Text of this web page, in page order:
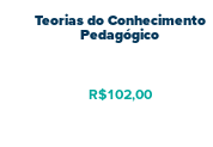
Teorias do Conhecimento
Pedagógico
R$102,00